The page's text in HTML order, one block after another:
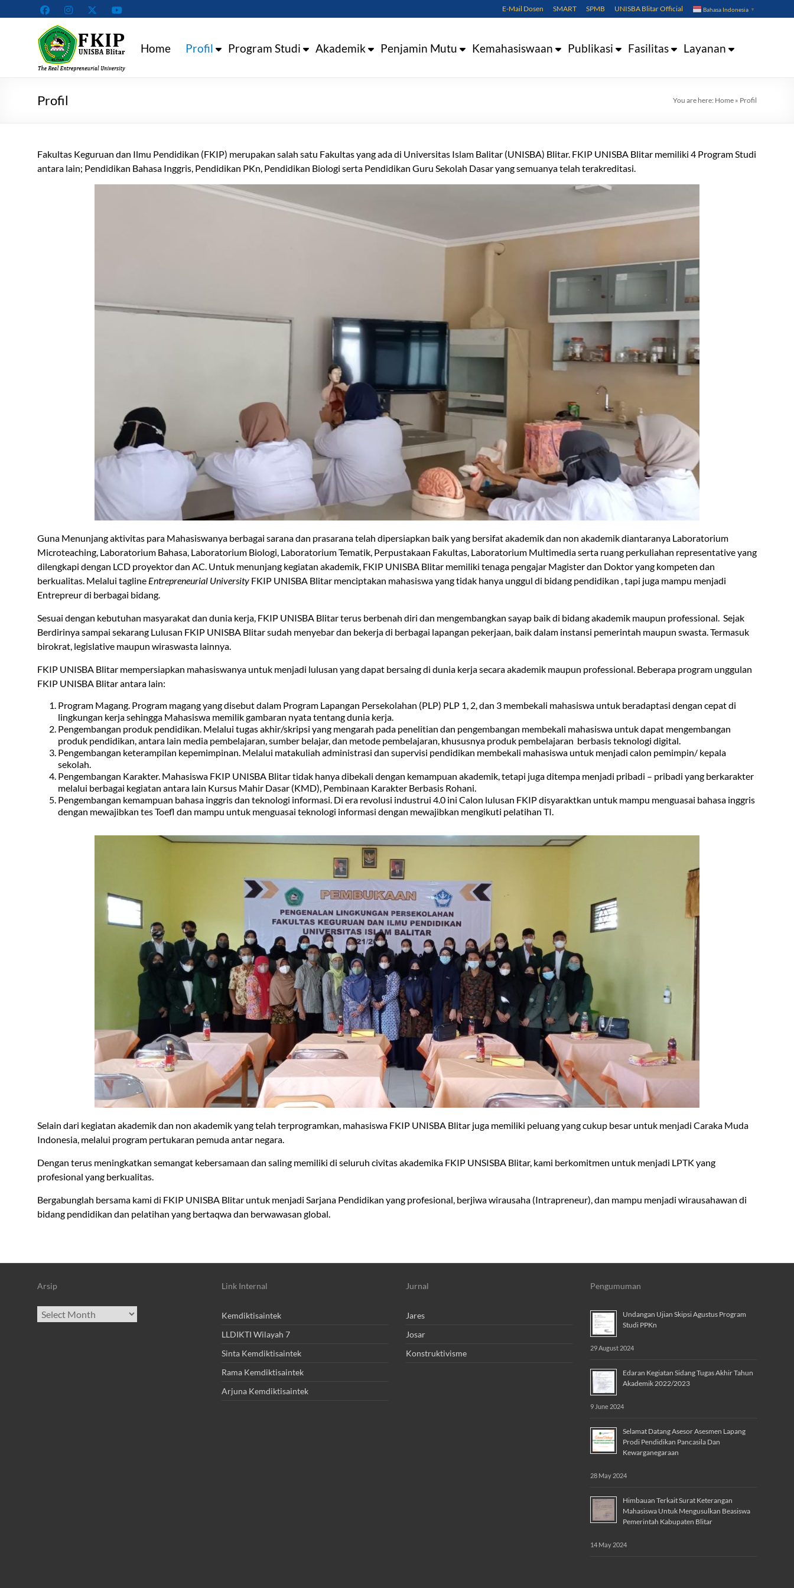
to
E-Mail Dosen SMART SPMB UNISBA Blitar Official Bahasa Indonesia ▼
Fakultas
Keguruan
dan
Ilmu
Islam
Balitar
Home Profil Program Studi Akademik Penjamin Mutu Kemahasiswaan Publikasi Fasilitas Layanan
Profil You are here: Home » Profil
Fakultas Keguruan dan Ilmu Pendidikan (FKIP) merupakan salah satu Fakultas yang ada di Universitas Islam Balitar (UNISBA) Blitar. FKIP UNISBA Blitar memiliki 4 Program Studi
antara lain; Pendidikan Bahasa Inggris, Pendidikan PKn, Pendidikan Biologi serta Pendidikan Guru Sekolah Dasar yang semuanya telah terakreditasi.
Guna Menunjang aktivitas para Mahasiswanya berbagai sarana dan prasarana telah dipersiapkan baik yang bersifat akademik dan non akademik diantaranya Laboratorium
Microteaching, Laboratorium Bahasa, Laboratorium Biologi, Laboratorium Tematik, Perpustakaan Fakultas, Laboratorium Multimedia serta ruang perkuliahan representative yang
dilengkapi dengan LCD proyektor dan AC. Untuk menunjang kegiatan akademik, FKIP UNISBA Blitar memiliki tenaga pengajar Magister dan Doktor yang kompeten dan
berkualitas. Melalui tagline Entrepreneurial University FKIP UNISBA Blitar menciptakan mahasiswa yang tidak hanya unggul di bidang pendidikan , tapi juga mampu menjadi
Entrepreur di berbagai bidang.
Sesuai dengan kebutuhan masyarakat dan dunia kerja, FKIP UNISBA Blitar terus berbenah diri dan mengembangkan sayap baik di bidang akademik maupun professional. Sejak
Berdirinya sampai sekarang Lulusan FKIP UNISBA Blitar sudah menyebar dan bekerja di berbagai lapangan pekerjaan, baik dalam instansi pemerintah maupun swasta. Termasuk
birokrat, legislative maupun wiraswasta lainnya.
FKIP UNISBA Blitar mempersiapkan mahasiswanya untuk menjadi lulusan yang dapat bersaing di dunia kerja secara akademik maupun professional. Beberapa program unggulan
FKIP UNISBA Blitar antara lain:
Program Magang. Program magang yang disebut dalam Program Lapangan Persekolahan (PLP) PLP 1, 2, dan 3 membekali mahasiswa untuk beradaptasi dengan cepat di
lingkungan kerja sehingga Mahasiswa memilik gambaran nyata tentang dunia kerja.
Pengembangan produk pendidikan. Melalui tugas akhir/skripsi yang mengarah pada penelitian dan pengembangan membekali mahasiswa untuk dapat mengembangan
produk pendidikan, antara lain media pembelajaran, sumber belajar, dan metode pembelajaran, khususnya produk pembelajaran berbasis teknologi digital.
Pengembangan keterampilan kepemimpinan. Melalui matakuliah administrasi dan supervisi pendidikan membekali mahasiswa untuk menjadi calon pemimpin/ kepala
sekolah.
Pengembangan Karakter. Mahasiswa FKIP UNISBA Blitar tidak hanya dibekali dengan kemampuan akademik, tetapi juga ditempa menjadi pribadi – pribadi yang berkarakter
melalui berbagai kegiatan antara lain Kursus Mahir Dasar (KMD), Pembinaan Karakter Berbasis Rohani.
Pengembangan kemampuan bahasa inggris dan teknologi informasi. Di era revolusi industrui 4.0 ini Calon lulusan FKIP disyaraktkan untuk mampu menguasai bahasa inggris
dengan mewajibkan tes Toefl dan mampu untuk menguasai teknologi informasi dengan mewajibkan mengikuti pelatihan TI.
Selain dari kegiatan akademik dan non akademik yang telah terprogramkan, mahasiswa FKIP UNISBA Blitar juga memiliki peluang yang cukup besar untuk menjadi Caraka Muda
Indonesia, melalui program pertukaran pemuda antar negara.
Dengan terus meningkatkan semangat kebersamaan dan saling memiliki di seluruh civitas akademika FKIP UNSISBA Blitar, kami berkomitmen untuk menjadi LPTK yang
profesional yang berkualitas.
Bergabunglah bersama kami di FKIP UNISBA Blitar untuk menjadi Sarjana Pendidikan yang profesional, berjiwa wirausaha (Intrapreneur), dan mampu menjadi wirausahawan di
bidang pendidikan dan pelatihan yang bertaqwa dan berwawasan global.
Arsip
Archives
Link Internal
Kemdiktisaintek
LLDIKTI Wilayah 7
Sinta Kemdiktisaintek
Rama Kemdiktisaintek
Arjuna Kemdiktisaintek
Jurnal
Jares
Josar
Konstruktivisme
Pengumuman
Undangan Ujian Skipsi Agustus Program
Studi PPKn
29 August 2024
Edaran Kegiatan Sidang Tugas Akhir Tahun
Akademik 2022/2023
9 June 2024
Selamat Datang Asesor Asesmen Lapang
Prodi Pendidikan Pancasila Dan
Kewarganegaraan
28 May 2024
Himbauan Terkait Surat Keterangan
Mahasiswa Untuk Mengusulkan Beasiswa
Pemerintah Kabupaten Blitar
14 May 2024